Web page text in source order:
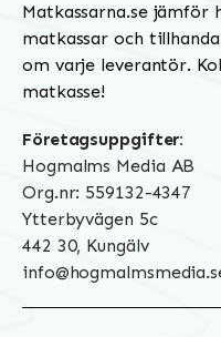
Matkassarna.se jämför
matkassar och
om varje leverantör.
matkasse!
Företagsuppgifter:
Hogmalms Media AB
Org.nr: 559132-4347
Ytterbyvägen 5c
442 30, Kungälv